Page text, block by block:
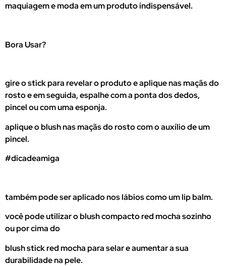
maquiagem e moda em um produto indispensável.
Bora Usar?
gire o stick para revelar o produto e aplique nas maçãs do
rosto e em seguida, espalhe com a ponta dos dedos,
pincel ou com uma esponja.
aplique o blush nas maçãs do rosto com o auxílio de um
pincel.
#dicadeamiga
também pode ser aplicado nos lábios como um lip balm.
você pode utilizar o blush compacto red mocha sozinho
ou por cima do
blush stick red mocha para selar e aumentar a sua
durabilidade na pele.